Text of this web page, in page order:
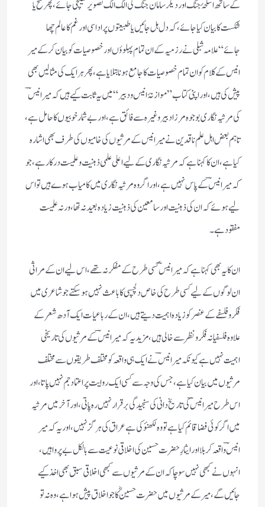
کے ساتھ اسلحۂ جنگ اور دیگر سامان جنگ کی الگ الگ تصویر کھینچی جائے، پھر فتح یا
شکست کا بیان کیا جائے، کہ دل ہل جائیں یا طبیعتوں پر اداسی اور غم کا عالم چھا
جائے“ علامہ شبلی نے رزمیہ کے ان تمام پہلوؤں اور خصوصیات کو بیان کر کے میر
انیس کے کلام کو ان تمام خصوصیات کا جامع ہونا بتلایا ہے، پھر ہر ایک کی مثالیں بھی
پیش کی ہیں، اور اپنی کتاب ”موازنۂ انیس و دبیر“ میں یہ ثابت کیے ہیں کہ میر انیسؔ
کی مرثیہ نگاری بوجوہ مرزا دبیر وغیرہ سے فائق ہے، اور بے شمار خوبیوں کا حامل ہے،
تاہم بعض اہل علم ناقدین نے میر انیس کے مرثیوں کی خامیوں کی طرف بھی اشارہ
کیا ہے، ان کا کہنا ہے کہ مرثیہ نگاری کے لیے اعلی علمی ذہنیت و علمیت درکار ہے، جو
کہ میر انیسؔ کے پاس نہیں ہے، اور اگر وہ مرثیہ نگاری میں کامیاب ہوے ہیں تو اس
لیے ہوئے کہ ان کی ذہنیت اور سامعین کی ذہنیت زیادہ بعید نہ تھا، ورنہ علمیت
مفقود ہے۔
ان کا یہ بھی کہنا ہے کہ میر انیسؔ کسی طرح کے مفکر نہ تھے، اس لیے ان کے مراثی
ان لوگوں کے لیے کسی طرح کی خاص دلچسپی کا باعث نہیں ہو سکتے جو شاعری میں
فکر و فلسفے کے عنصر کو زیادہ اہمیت دیتے ہیں، ان کے رباعیات ایک آدھ شعر کے
علاوہ فلسفیانہ فکر و نظر سے خالی ہیں، مزید یہ کہ میر انیسؔ کے مرثیوں کی تاریخی
اہمیت نہیں ہے کیونکہ میر انیسؔ نے ایک ہی واقعہ کو مختلف طریقوں سے مختلف
مرثیوں میں بیان کیا ہے، جس کی وجہ سے کسی ایک روایت پر اعتماد جم نہیں پاتا، اور
اس طرح میر انیسؔ کی تاریخ دانی کی سنجیدگی برقرار نہیں رہ پاتی، اور آخر میں مرثیہ
میں اگر کوئی فضا قائم کیا ہے تو وہ لکھنؤ کی ہے عراق کی ہرگز نہیں، اور یہ کہ میر
انیسؔ واقعہ کربلا اور ایثارِ حضرت حسین کی اخلاقی نوعیت سے بالکل بے پروا ہیں،
انہوں نے کبھی نہیں سوچا کہ ان کے مرثیوں سے کبھی اخلاقی سبق بھی اخذ کیے
جائیں گے، میر کے مرثیوں میں حضرت حسینؓ کا جو اخلاق پیش ہوا ہے، وہ نہ تو